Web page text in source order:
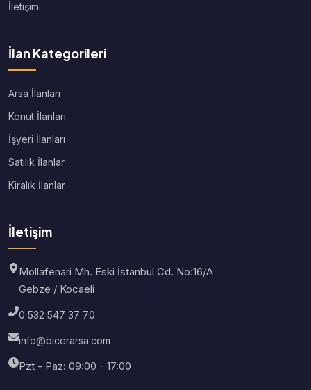
İletişim
İlan Kategorileri
Arsa İlanları
Konut İlanları
İşyeri İlanları
Satılık İlanlar
Kiralık İlanlar
İletişim
Mollafenari Mh. Eski İstanbul Cd. No:16/A
Gebze / Kocaeli
0 532 547 37 70
info@bicerarsa.com
Pzt - Paz: 09:00 - 17:00